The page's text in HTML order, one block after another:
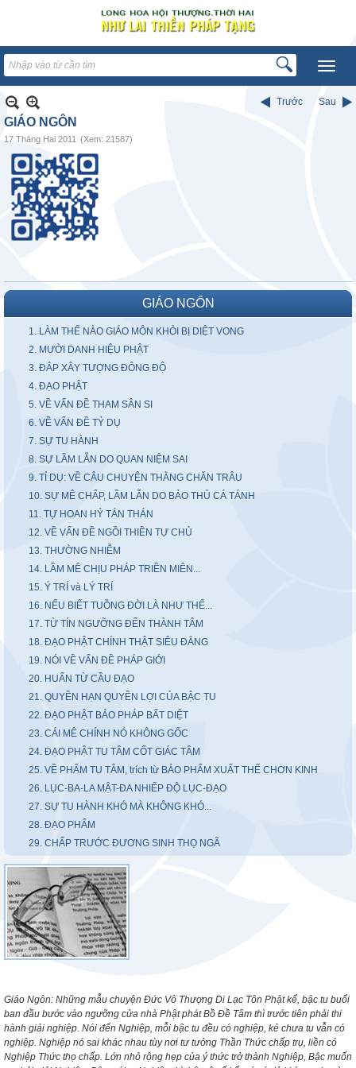
Trước Sau
GIÁO NGÔN
17 Tháng Hai 2011 (Xem: 21587)
GIÁO NGÔN
1. LÀM THẾ NÀO GIÁO MÔN KHỎI BỊ DIỆT VONG
2. MƯỜI DANH HIỆU PHẬT
3. ĐẮP XÂY TƯỢNG ĐÔNG ĐỘ
4. ĐẠO PHẬT
5. VỀ VẤN ĐỀ THAM SÂN SI
6. VỀ VẤN ĐỀ TỶ DỤ
7. SỰ TU HÀNH
8. SỰ LẦM LẪN DO QUAN NIỆM SAI
9. TỈ DỤ: VỀ CÂU CHUYỆN THẰNG CHĂN TRÂU
10. SỰ MÊ CHẤP, LẦM LẪN DO BẢO THỦ CÁ TÁNH
11. TỰ HOAN HỶ TÁN THÁN
12. VỀ VẤN ĐỀ NGỒI THIỀN TỰ CHỦ
13. THƯỜNG NHIỄM
14. LẦM MÊ CHỊU PHÁP TRIỀN MIÊN...
15. Ý TRÍ và LÝ TRÍ
16. NẾU BIẾT TUỒNG ĐỜI LÀ NHƯ THẾ...
17. TỪ TÍN NGƯỠNG ĐẾN THÀNH TÂM
18. ĐẠO PHẬT CHÍNH THẬT SIÊU ĐẲNG
19. NÓI VỀ VẤN ĐỀ PHÁP GIỚI
20. HUẤN TỪ CẦU ĐẠO
21. QUYỀN HẠN QUYỀN LỢI CỦA BẬC TU
22. ĐẠO PHẬT BẢO PHÁP BẤT DIỆT
23. CÁI MÊ CHÍNH NÓ KHÔNG GỐC
24. ĐẠO PHẬT TU TÂM CỐT GIÁC TÂM
25. VỀ PHẨM TU TÂM, trích từ BẢO PHẨM XUẤT THẾ CHƠN KINH
26. LỤC-BA-LA MẬT-ĐA NHIẾP ĐỘ LỤC-ĐẠO
27. SỰ TU HÀNH KHÓ MÀ KHÔNG KHÓ...
28. ĐẠO PHẨM
29. CHẤP TRƯỚC ĐƯƠNG SINH THỌ NGÃ
Giáo Ngôn: Những mẫu chuyện Đức Vô Thượng Di Lạc Tôn Phật kể, bậc tu buổi
ban đầu bước vào ngưỡng cửa nhà Phật phát Bồ Đề Tâm thì trước tiên phải thi
hành giải nghiệp. Nói đến Nghiệp, mỗi bậc tu đều có nghiệp, kẻ chưa tu vẫn có
nghiệp. Nghiệp nó sai khác nhau tùy nơi tư tưởng Thần Thức chấp trụ, liền có
Nghiệp Thức thọ chấp. Lớn nhỏ rộng hẹp của ý thức trở thành Nghiệp, Bậc muốn